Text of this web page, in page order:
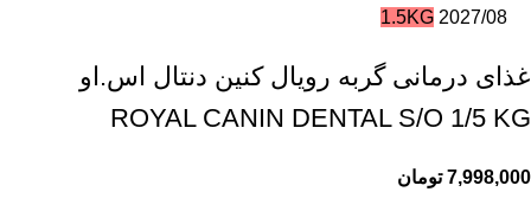
1.5KG 2027/08
غذای درمانی گربه رویال کنین دنتال اس.او
ROYAL CANIN DENTAL S/O 1/5 KG
7,998,000 تومان